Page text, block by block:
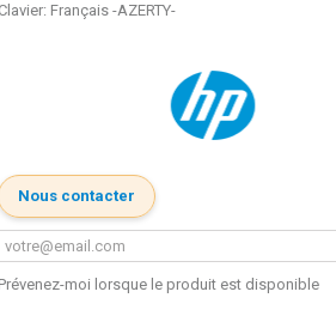
Clavier: Français -AZERTY-
Nous contacter
Prévenez-moi lorsque le produit est disponible